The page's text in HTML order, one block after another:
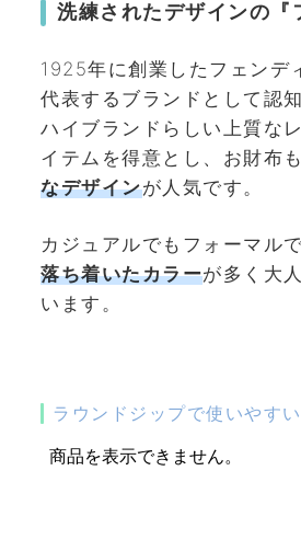
洗練されたデザインの『
1925年に創業したフェンデ
代表するブランドとして認
ハイブランドらしい上質な
イテムを得意とし、お財布も
なデザインが人気です。
カジュアルでもフォーマル
落ち着いたカラーが多く大
います。
ラウンドジップで使いやす